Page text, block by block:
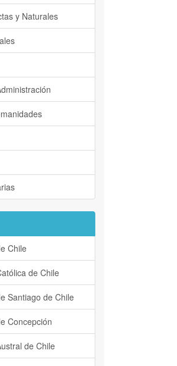
y Naturales
Chile
de Chile
Santiago de Chile
Concepción
de Chile